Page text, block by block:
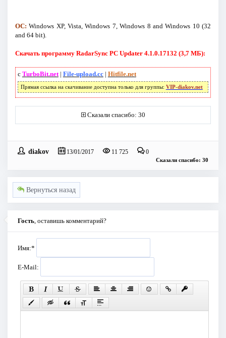
ОС: Windows XP, Vista, Windows 7, Windows 8 and Windows 10 (32
and 64 bit).
Скачать программу RadarSync PC Updater 4.1.0.17132 (3,7 МБ):
с TurboBit.net| File-upload.cc| Hitfile.net
Прямая ссылка на скачивание доступна только для группы: VIP-diakov.net
Сказали спасибо: 30
diakov 13/01/2017 11 725 0
Сказали спасибо: 30
Вернуться назад
Гость, оставишь комментарий?
Имя:*
E-Mail: